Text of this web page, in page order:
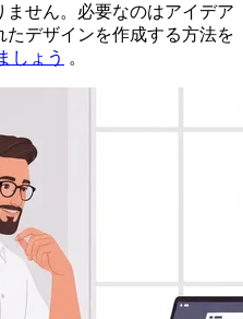
せん。必要なのはアイデア
デザインを作成する方法を
しょう 。